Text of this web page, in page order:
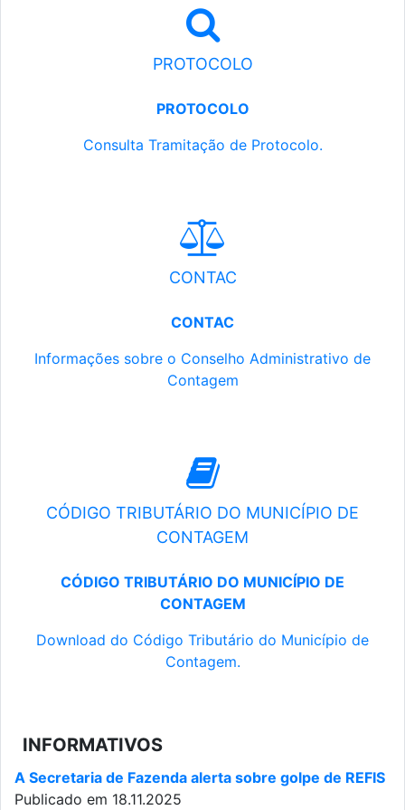
PROTOCOLO
PROTOCOLO
Consulta Tramitação de Protocolo.
CONTAC
CONTAC
Informações sobre o Conselho Administrativo de
Contagem
CÓDIGO TRIBUTÁRIO DO MUNICÍPIO DE
CONTAGEM
CÓDIGO TRIBUTÁRIO DO MUNICÍPIO DE
CONTAGEM
Download do Código Tributário do Município de
Contagem.
INFORMATIVOS
A Secretaria de Fazenda alerta sobre golpe de REFIS
Publicado em 18.11.2025